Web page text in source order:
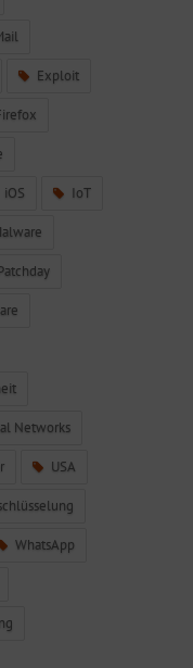
Exploit
iOS IoT
Networks
USA
WhatsApp